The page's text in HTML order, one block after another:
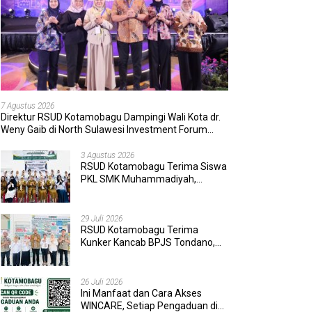
7 Agustus 2026
Direktur RSUD Kotamobagu Dampingi Wali Kota dr.
Weny Gaib di North Sulawesi Investment Forum
3 Agustus 2026
RSUD Kotamobagu Terima Siswa
PKL SMK Muhammadiyah,
29 Juli 2026
RSUD Kotamobagu Terima
Kunker Kancab BPJS Tondano,
26 Juli 2026
Ini Manfaat dan Cara Akses
WINCARE, Setiap Pengaduan di